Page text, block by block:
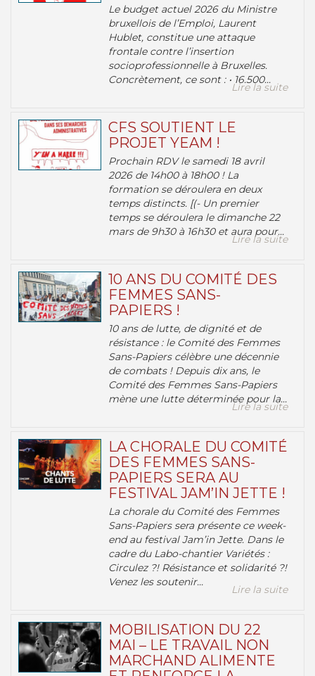
Le budget actuel 2026 du Ministre
bruxellois de l’Emploi, Laurent
Hublet, constitue une attaque
frontale contre l’insertion
socioprofessionnelle à Bruxelles.
Concrètement, ce sont : • 16.500...
Lire la suite
CFS SOUTIENT LE
PROJET YEAM !
Prochain RDV le samedi 18 avril
2026 de 14h00 à 18h00 ! La
formation se déroulera en deux
temps distincts. [(- Un premier
temps se déroulera le dimanche 22
mars de 9h30 à 16h30 et aura pour...
Lire la suite
10 ANS DU COMITÉ DES
FEMMES SANS-
PAPIERS !
10 ans de lutte, de dignité et de
résistance : le Comité des Femmes
Sans-Papiers célèbre une décennie
de combats ! Depuis dix ans, le
Comité des Femmes Sans-Papiers
mène une lutte déterminée pour la...
Lire la suite
LA CHORALE DU COMITÉ
DES FEMMES SANS-
PAPIERS SERA AU
FESTIVAL JAM’IN JETTE !
La chorale du Comité des Femmes
Sans-Papiers sera présente ce week-
end au festival Jam’in Jette. Dans le
cadre du Labo-chantier Variétés :
Circulez ?! Résistance et solidarité ?!
Venez les soutenir...
Lire la suite
MOBILISATION DU 22
MAI – LE TRAVAIL NON
MARCHAND ALIMENTE